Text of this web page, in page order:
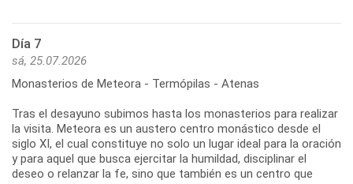
Día 7
sá, 25.07.2026
Monasterios de Meteora - Termópilas - Atenas
Tras el desayuno subimos hasta los monasterios para realizar
la visita. Meteora es un austero centro monástico desde el
siglo XI, el cual constituye no solo un lugar ideal para la oración
y para aquel que busca ejercitar la humildad, disciplinar el
deseo o relanzar la fe, sino que también es un centro que